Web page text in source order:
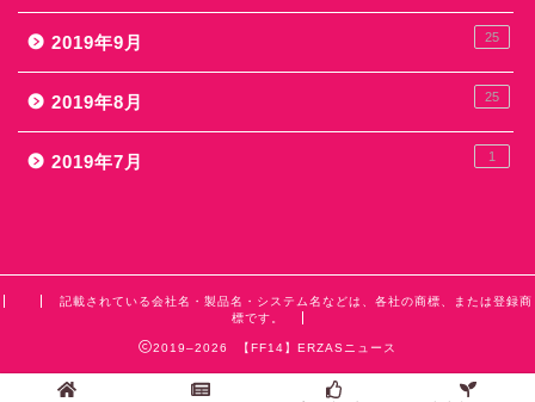
2019年9月 25
2019年8月 25
2019年7月 1
記載されている会社名・製品名・システム名などは、各社の商標、または登録商
標です。
2019–2026 【FF14】ERZASニュース